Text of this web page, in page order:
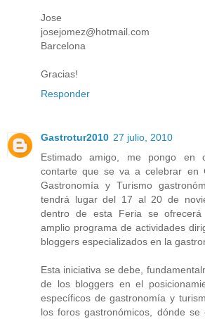
Jose
josejomez@hotmail.com
Barcelona
Gracias!
Responder
Gastrotur2010 27 julio, 2010
Estimado amigo, me pongo en
contarte que se va a celebrar en
Gastronomía y Turismo
tendrá lugar del 17 al 20 de
dentro de esta Feria se
amplio programa de actividades
bloggers especializados en la
Esta iniciativa se debe,
de los bloggers en el
específicos de gastronomía y
los foros gastronómicos, dónde se